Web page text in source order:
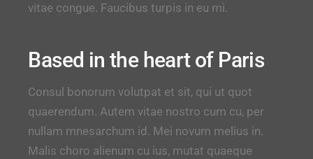
vitae congue. Faucibus turpis in eu mi.
Based in the heart of Paris
Consul bonorum volutpat et sit, qui ut quot
quaerendum. Autem vitae nostro cum cu, per
nullam mnesarchum id. Mei novum melius in.
Malis choro alienum cu ius, mutat quaeque